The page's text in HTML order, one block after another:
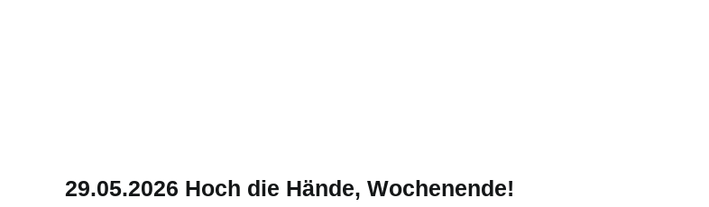
29.05.2026 Hoch die Hände, Wochenende!